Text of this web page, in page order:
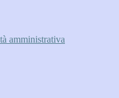
amministrativa